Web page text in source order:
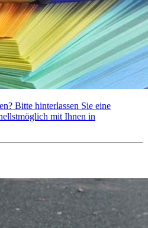
Bitte hinterlassen Sie eine
mit Ihnen in